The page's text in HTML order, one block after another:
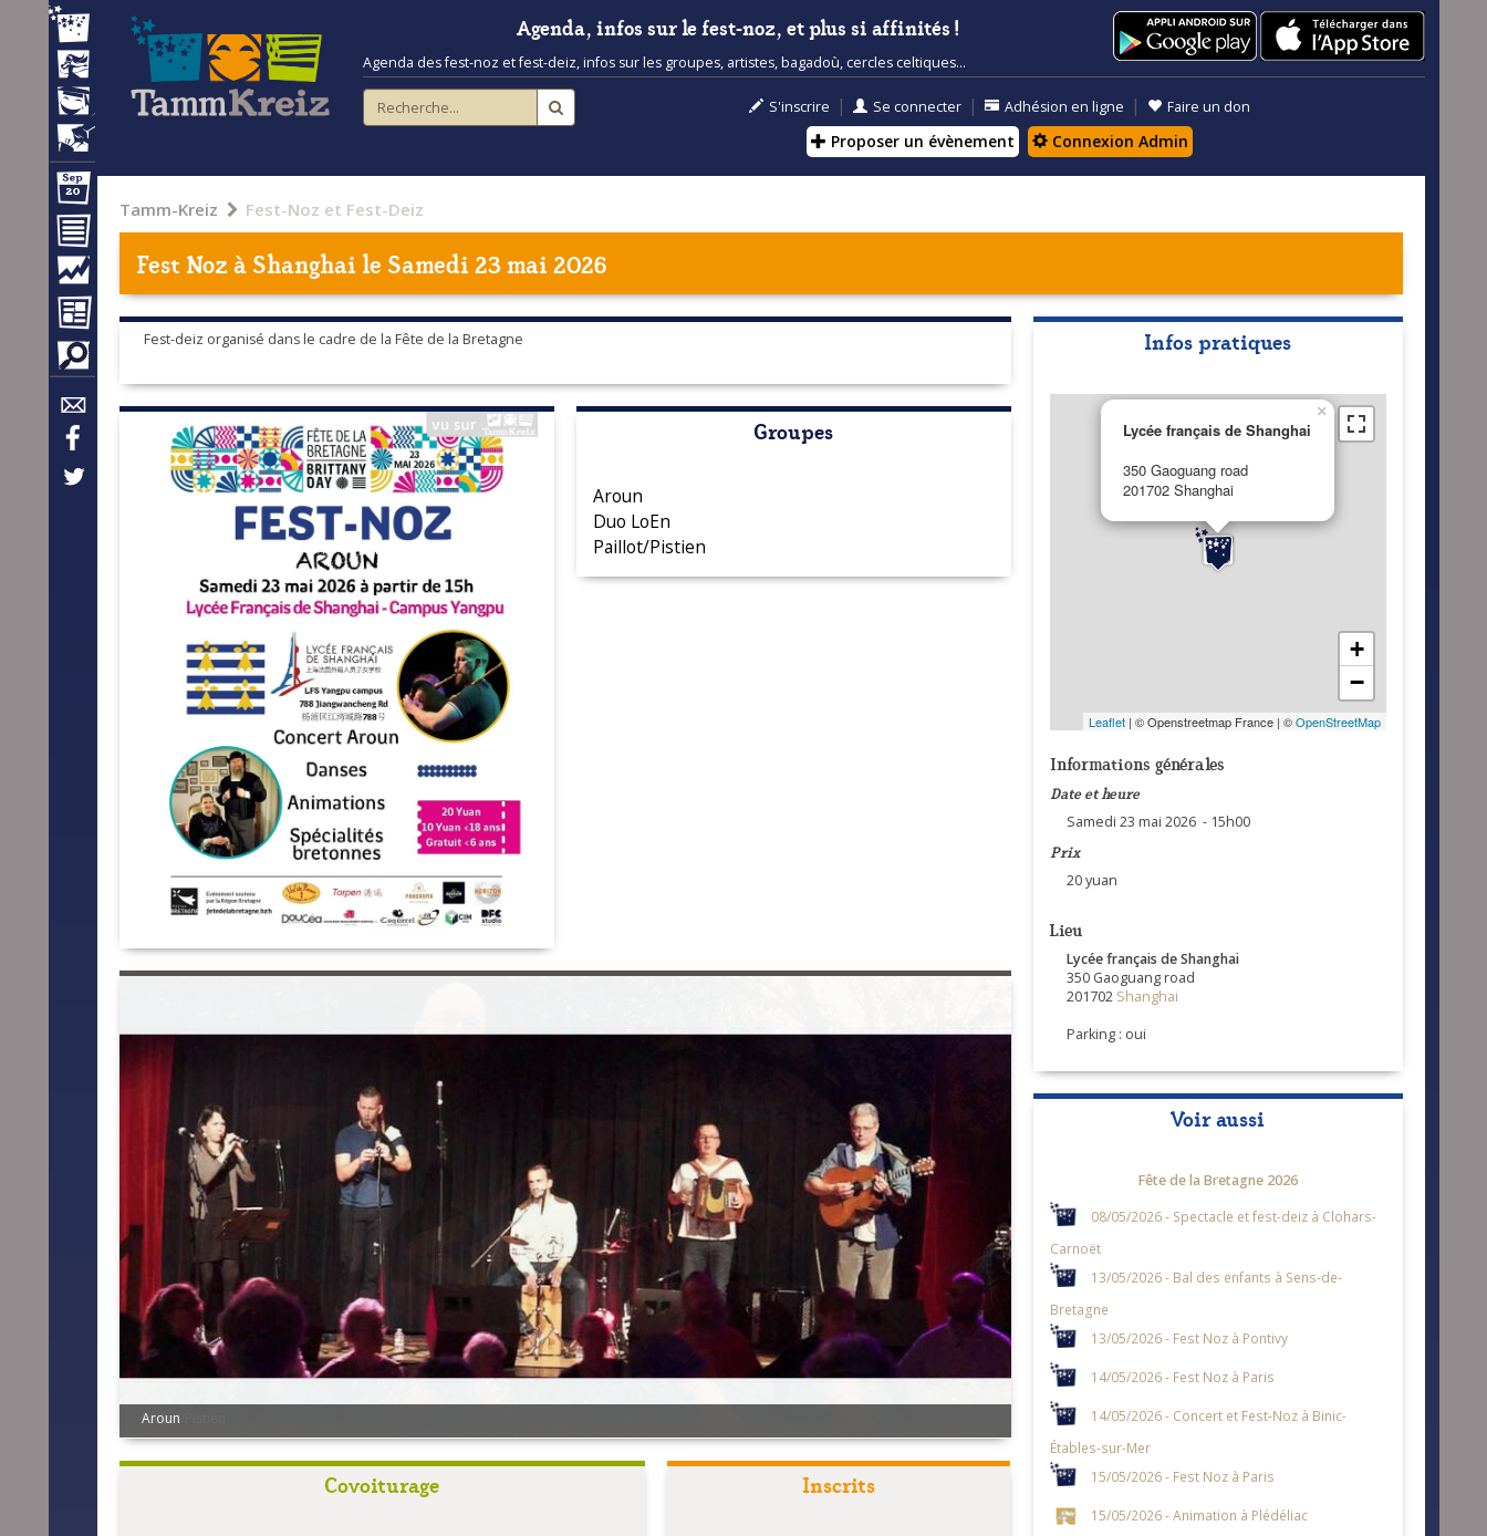
Agenda, infos sur le fest-noz, et plus si affinités !
Agenda des fest-noz et fest-deiz, infos sur les groupes, artistes, bagadoù, cercles celtiques...
S'inscrire | Se connecter | Adhésion en ligne | Faire un don
Proposer un évènement Connexion Admin
Tamm-Kreiz Fest-Noz et Fest-Deiz
Fest Noz àShanghai le Samedi 23 mai 2026
Fest-deiz organisé dans le cadre de la Fête de la Bretagne
Groupes
Aroun
Duo LoEn
Paillot/Pistien
Aroun
Covoiturage Inscrits
Infos pratiques
Lycée français de Shanghai
350 Gaoguang road
201702 Shanghai
×
+
−
Leaflet| © Openstreetmap France | ©OpenStreetMap
Informations générales
Date et heure
Samedi 23 mai 2026 - 15h00
Prix
20 yuan
Lieu
Lycée français de Shanghai
350 Gaoguang road
201702 Shanghai
Parking : oui
Voir aussi
Fête de la Bretagne 2026
08/05/2026 - Spectacle et fest-deiz à Clohars-
Carnoët
13/05/2026 - Bal des enfants à Sens-de-
Bretagne
13/05/2026 - Fest Noz à Pontivy
14/05/2026 - Fest Noz à Paris
14/05/2026 - Concert et Fest-Noz à Binic-
Étables-sur-Mer
15/05/2026 - Fest Noz à Paris
15/05/2026 - Animation à Plédéliac